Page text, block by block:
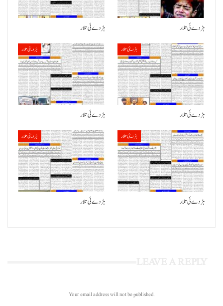
ہڑدے ئی تلار ہڑدے ئی تلار
ہڑدیئی تلار
ہڑدے ئی تلار
ہڑدیئی تلار
ہڑدے ئی تلار
ہڑدیئی تلار
ہڑدے ئی تلار
ہڑدیئی تلار
ہڑدے ئی تلار
Your email address will not be published.